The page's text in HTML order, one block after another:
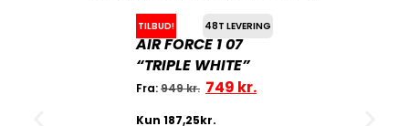
TILBUD! 48T LEVERING
AIR FORCE 1 07
“TRIPLE WHITE”
Fra:949kr. 749 kr.